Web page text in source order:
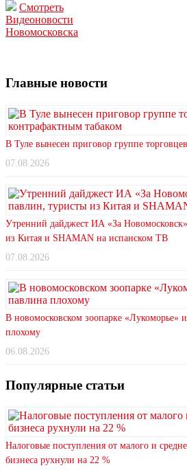
Смотреть
Видеоновости
Новомосковска
Главные новости
В Туле вынесен приговор группе
07.08.2026
Утренний дайджест ИА «За
из Китая и SHAMAN на испанском ТВ
07.08.2026
В новомосковском зоопарке «Лукоморье»
плохому
06.08.2026
Популярные статьи
Налоговые поступления от малого и
бизнеса рухнули на 22 %